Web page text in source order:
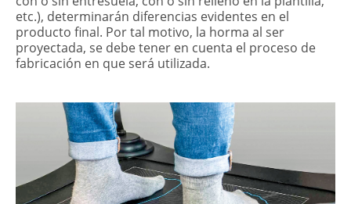
etc.), determinarán diferencias evidentes en el
producto final. Por tal motivo, la horma al ser
proyectada, se debe tener en cuenta el proceso de
fabricación en que será utilizada.